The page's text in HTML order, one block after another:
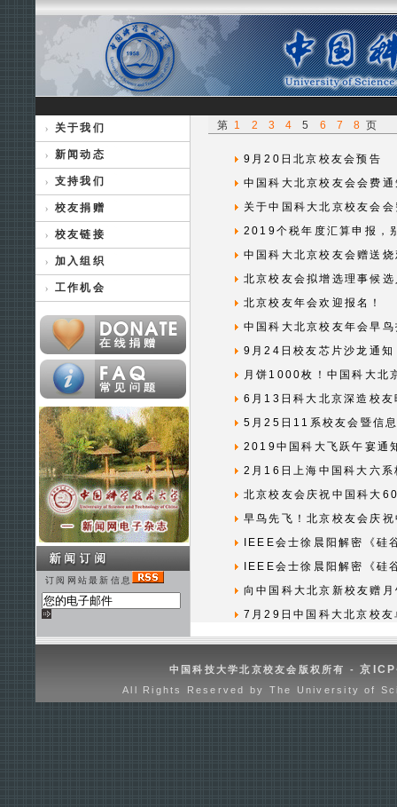
关于我们
新闻动态
支持我们
校友捐赠
校友链接
加入组织
工作机会
订阅网站最新信息
第 1 2 3 4 5 6 7 8 页
9月20日北京校友会预告
中国科大北京校友会会费
关于中国科大北京校友会
2019个税年度汇算申报，
中国科大北京校友会赠送
北京校友会拟增选理事候
北京校友年会欢迎报名！
中国科大北京校友年会早
9月24日校友芯片沙龙通知
月饼1000枚！中国科大北
6月13日科大北京深造校友
5月25日11系校友会暨信
2019中国科大飞跃午宴通
2月16日上海中国科大六
北京校友会庆祝中国科大
早鸟先飞！北京校友会庆
IEEE会士徐晨阳解密《硅
IEEE会士徐晨阳解密《
向中国科大北京新校友赠
7月29日中国科大北京校友
中国科技大学北京校友会版权所有 -京
All Rights Reserved by The University of